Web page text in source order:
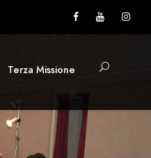
Terza Missione